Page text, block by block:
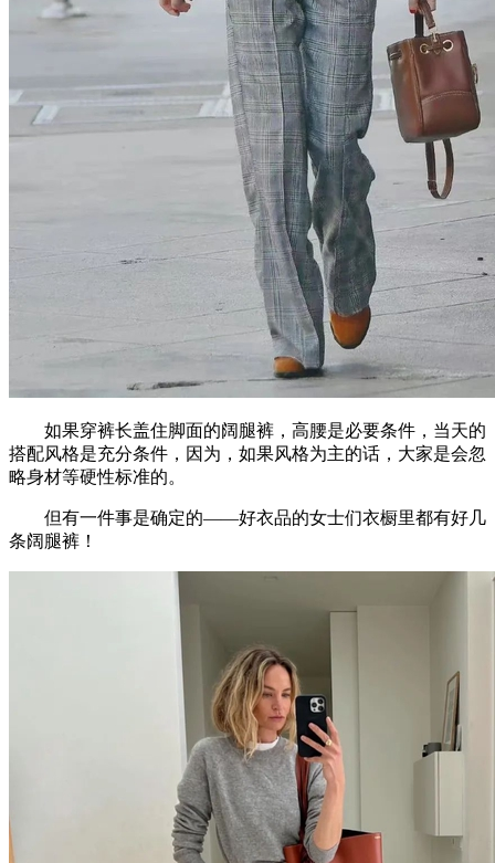
如果穿裤长盖住脚面的阔腿裤，高腰是必要条件，当天的
搭配风格是充分条件，因为，如果风格为主的话，大家是会忽
略身材等硬性标准的。
但有一件事是确定的——好衣品的女士们衣橱里都有好几
条阔腿裤！